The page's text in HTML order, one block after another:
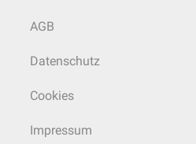
AGB
Datenschutz
Cookies
Impressum